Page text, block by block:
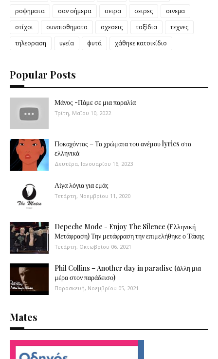
ροφηματα
σαν σήμερα σειρα σειρες
σινεμα
στίχοι
συναισθηματα σχεσεις ταξίδια
τεχνες
τηλεοραση
υγεία φυτά χάθηκε κατοικίδιο
Popular Posts
Μάνος -Πάμε σε μια παραλία
Τρίτη, Μαΐου 10, 2022
Ποκαχόντας – Τα χρώματα του ανέμου lyrics στα
ελληνικά
Δευτέρα, Ιανουαρίου 16, 2023
Λίγα λόγια για εμάς
Τετάρτη, Νοεμβρίου 11, 2020
Depeche Mode - Enjoy The Silence (Ελληνική
Μετάφραση) Την μετάφραση την επιμελήθηκε ο Τάκης
Τετάρτη, Οκτωβρίου 06, 2021
Phil Collins – Another day in paradise (άλλη μια
μέρα στον παράδεισο)
Παρασκευή, Νοεμβρίου 05, 2021
Mates